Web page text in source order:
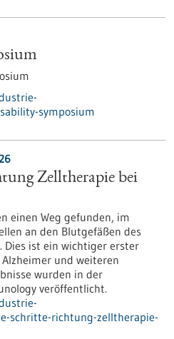
symposium
Zelltherapie bei
einen Weg gefunden, im
an den Blutgefäßen des
Dies ist ein wichtiger erster
und weiteren
wurden in der
veröffentlicht.
schritte-richtung-zelltherapie-